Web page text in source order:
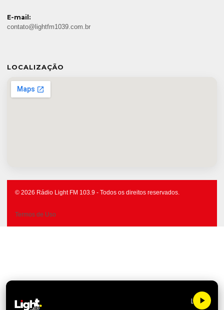
E-mail:
contato@lightfm1039.com.br
LOCALIZAÇÃO
© 2026 Rádio Light FM 103.9 - Todos os direitos reservados.
Termos de Uso
Light FM